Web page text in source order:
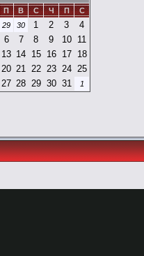
П В С Ч П
С
29 30 1 2 3 4
6 7 8 9 10 11
13 14 15 16 17 18
20 21 22 23 24 25
27 28 29 30 31 1